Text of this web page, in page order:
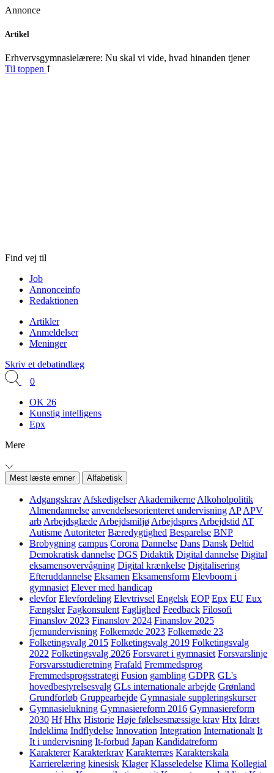
Annonce
Skip
content
Artikel
Erhvervsgymnasielærere: Nu skal vi vide, hvad hinanden tjener
Til toppen
Find vej til
Job
Annonceinfo
Redaktionen
Artikler
Anmeldelser
Meninger
Skriv et debatindlæg
0
OK 26
Kunstig intelligens
Epx
Mere
Mest læste emner Alfabetisk
Adgangskrav Afskedigelser Akademikerne Alkoholpolitik
Almendannelse anvendelsesorienteret undervisning AP APV
arb Arbejdsglæde Arbejdsmiljø Arbejdspres Arbejdstid AT
Autisme Autoriteter Bæredygtighed Besparelse BNP
Brobygning campus Corona Dannelse Dans Dansk Deltid
Demokratisk dannelse DGS Didaktik Digital dannelse Digital
eksamensovervågning Digital krænkelse Digitalisering
Efteruddannelse Eksamen Eksamensform Elevboom i
gymnasiet Elever med handicap
elevfor Elevfordeling Elevtrivsel Engelsk EOP Epx EU Eux
Fængsler Fagkonsulent Faglighed Feedback Filosofi
Finanslov 2023 Finanslov 2024 Finanslov 2025
fjernundervisning Folkemøde 2023 Folkemøde 23
Folketingsvalg 2015 Folketingsvalg 2019 Folketingsvalg
2022 Folketingsvalg 2026 Forsvaret i gymnasiet Forsvarslinje
Forsvarsstudieretning Frafald Fremmedsprog
Fremmedsprogsstrategi Fusion gambling GDPR GL's
hovedbestyrelsesvalg GLs internationale arbejde Grønland
Grundforløb Gruppearbejde Gymnasiale suppleringskurser
Gymnasielukning Gymnasiereform 2016 Gymnasiereform
2030 Hf Hhx Historie Høje følelsesmæssige krav Htx Idræt
Indeklima Indflydelse Innovation Integration Internationalt It
It i undervisning It-forbud Japan Kandidatreform
Karakterer Karakterkrav Karakterræs Karakterskala
Karrierelæring kinesisk Klager Klasseledelse Klima Kollegial